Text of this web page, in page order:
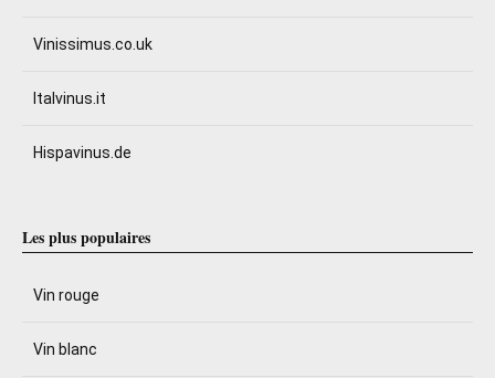
Vinissimus.co.uk
Italvinus.it
Hispavinus.de
Les plus populaires
Vin rouge
Vin blanc